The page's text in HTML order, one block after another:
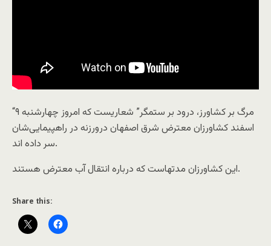
“مرگ بر کشاورز، درود بر ستمگر” شعاریست که امروز چهارشنبه ۹
اسفند کشاورزان معترض شرق اصفهان درورزنه در راهپیمایی‌شان
سر داده اند.
این کشاورزان مدتهاست که درباره انتقال آب معترض هستند.
Share this: